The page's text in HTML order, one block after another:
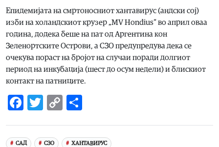
Епидемијата на смртоносниот хантавирус (андски сој)
изби на холандскиот крузер „MV Hondius“ во април оваа
година, додека беше на пат од Аргентина кон
Зеленортските Острови, а СЗО предупредува дека се
очекува пораст на бројот на случаи поради долгиот
период на инкубација (шест до осум недели) и блискиот
контакт на патниците.
Facebook
Twitter
Copy
САД СЗО ХАНТАВИРУС